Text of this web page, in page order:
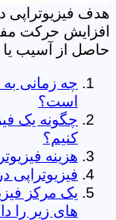
هدف فیزیوتراپی
افزایش حرکت
حاصل از آسیب
چه زمانی به
است؟
چگونه یک
کنیم؟
هزینه
فیزیوتراپی
یک مرکز
های زیر را